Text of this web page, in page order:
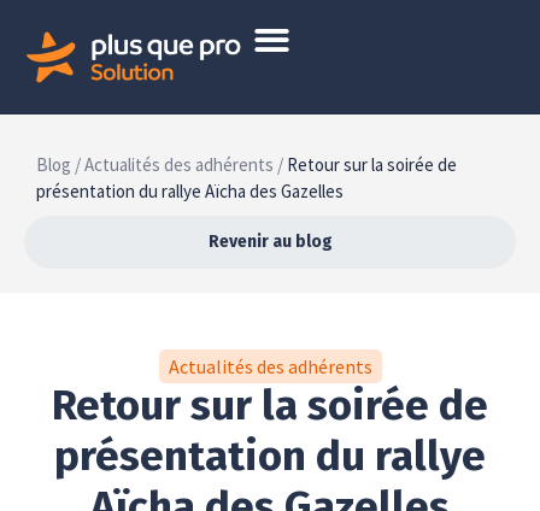
Blog /Actualités des adhérents / Retour sur la soirée de
présentation du rallye Aïcha des Gazelles
Revenir au blog
Actualités des adhérents
Retour sur la soirée de
présentation du rallye